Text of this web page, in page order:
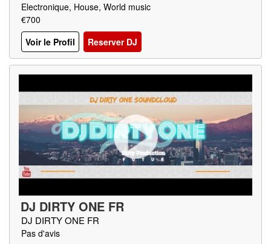
Electronique, House, World music
€700
Voir le Profil
Reserver DJ
DJ DIRTY ONE FR
DJ DIRTY ONE FR
Pas d'avis